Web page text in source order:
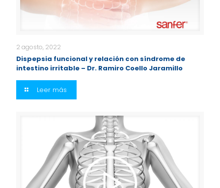
2 agosto, 2022
Dispepsia funcional y relación con síndrome de
intestino irritable – Dr. Ramiro Coello Jaramillo
Leer más